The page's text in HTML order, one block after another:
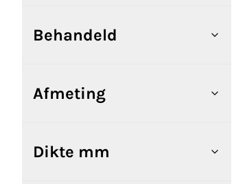
Behandeld
Afmeting
Dikte mm